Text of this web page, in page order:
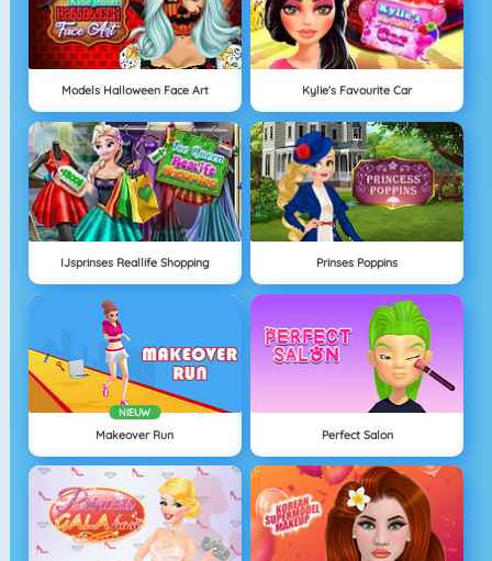
Models Halloween Face Art Kylie's Favourite Car
IJsprinses Reallife Shopping Prinses Poppins
NIEUW
Makeover Run Perfect Salon